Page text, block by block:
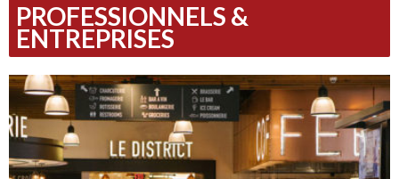
PROFESSIONNELS &
ENTREPRISES